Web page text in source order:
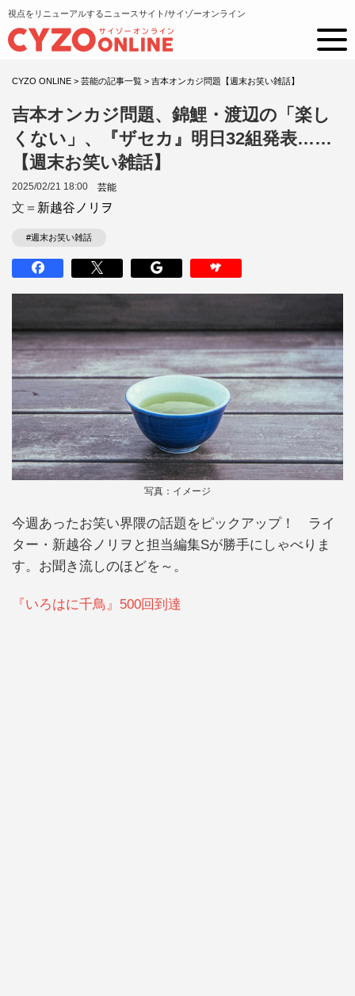
視点をリニューアルするニュースサイト/サイゾーオンライン
CYZO ONLINE > 芸能の記事一覧 > 吉本オンカジ問題【週末お笑い雑話】
吉本オンカジ問題、錦鯉・渡辺の「楽し
くない」、『ザセカ』明日32組発表……
【週末お笑い雑話】
2025/02/21 18:00 芸能
文＝ 新越谷ノリヲ
#週末お笑い雑話
写真：イメージ
今週あったお笑い界隈の話題をピックアップ！ ライ
ター・新越谷ノリヲと担当編集Sが勝手にしゃべりま
す。お聞き流しのほどを～。
『いろはに千鳥』500回到達